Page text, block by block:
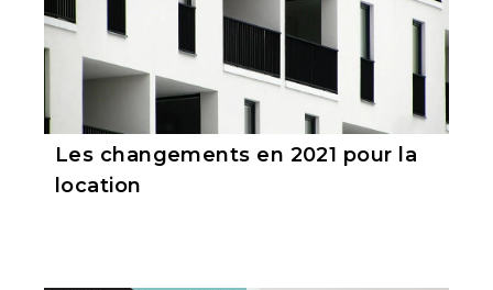
Les changements en 2021 pour la
location